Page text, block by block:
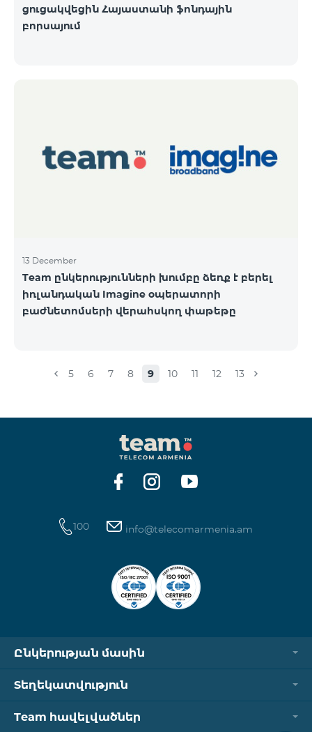
ցուցակվեցին Հայաստանի ֆոնդային
բորսայում
13 December
Team ընկերությունների խումբը ձեռք է բերել
իռլանդական Imagine օպերատորի
բաժնետոմսերի վերահսկող փաթեթը
5 6 7 8 9 10 11 12 13
100 info@telecomarmenia.am
Ընկերության մասին
Տեղեկատվություն
Team հավելվածներ